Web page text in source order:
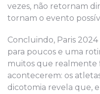
vezes, não retornam
tornam o evento
Concluindo, Paris
para poucos e uma
muitos que realmente
acontecerem: os
dicotomia revela que,